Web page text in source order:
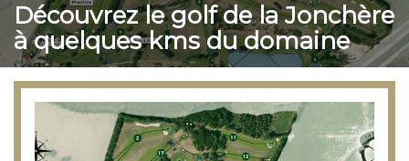
Découvrez le golf de la Jonchère
à quelques kms du domaine